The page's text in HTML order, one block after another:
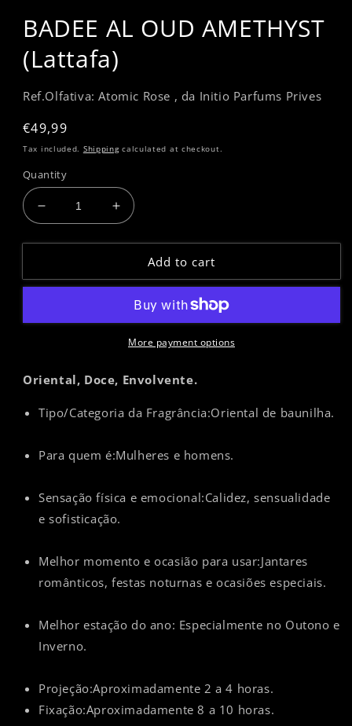
BADEE AL OUD AMETHYST
(Lattafa)
Ref.Olfativa: Atomic Rose , da Initio Parfums Prives
Regular
price
€49,99
Tax included. Shippingcalculated at checkout.
Quantity
Decrease
quantity
for
AL
(Lattafa)
Increase
quantity
for
BADEE
AL
AMETHYST
(Lattafa)
Add to cart
More payment options
Oriental, Doce, Envolvente.
Tipo/Categoria da Fragrância:Oriental de baunilha.
Para quem é:Mulheres e homens.
Sensação física e emocional:Calidez, sensualidade
e sofisticação.
Melhor momento e ocasião para usar:Jantares
românticos, festas noturnas e ocasiões especiais.
Melhor estação do ano: Especialmente no Outono e
Inverno.
Projeção:Aproximadamente 2 a 4 horas.
Fixação:Aproximadamente 8 a 10 horas.